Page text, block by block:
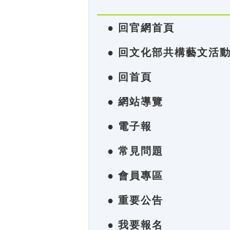
● 回官網首頁
● 回文化部共構藝文活
● 回首頁
● 網站導覽
● 電子報
● 常見問題
● 會員專區
● 重要公告
● 我要報名